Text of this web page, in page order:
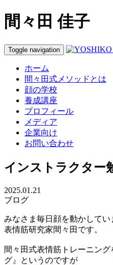
間々田 佳子
Toggle navigation
ホーム
間々田式メソッドとは
顔の学校
養成講座
プロフィール
メディア
企業向け
お問い合わせ
インストラクター
2025.01.21
ブログ
みなさま毎日顔を動かしてい
表情筋研究家間々田です。
間々田式表情筋トレーニン
グ』というのですが